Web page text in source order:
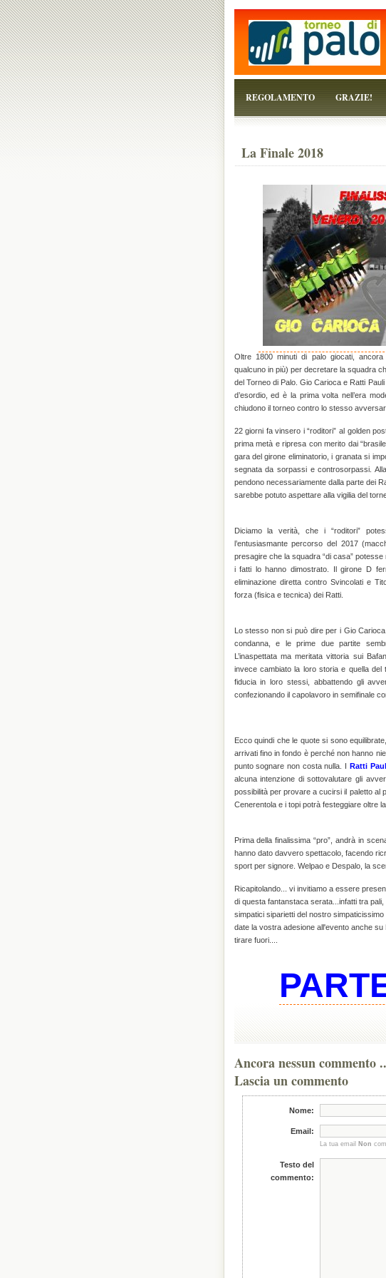
REGOLAMENTO GRAZIE!
La Finale 2018
Oltre 1800 minuti di palo giocati,
qualcuno in più) per decretare la squadra
del Torneo di Palo. Gio Carioca e Ratti
d’esordio, ed è la prima volta nell’era
chiudono il torneo contro lo stesso
22 giorni fa vinsero i “roditori” al golden
prima metà e ripresa con merito dai
gara del girone eliminatorio, i granata si
segnata da sorpassi e controsorpassi.
pendono necessariamente dalla parte dei
sarebbe potuto aspettare alla vigilia del
Diciamo la verità, che i “roditori”
l’entusiasmante percorso del 2017
presagire che la squadra “di casa”
i fatti lo hanno dimostrato. Il girone D
eliminazione diretta contro Svincolati e
forza (fisica e tecnica) dei Ratti.
Lo stesso non si può dire per i Gio
condanna, e le prime due partite
L’inaspettata ma meritata vittoria sui
invece cambiato la loro storia e quella
fiducia in loro stessi, abbattendo gli
confezionando il capolavoro in semifinale
Ecco quindi che le quote si sono
arrivati fino in fondo è perché non hanno
punto sognare non costa nulla. I Ratti
alcuna intenzione di sottovalutare gli
possibilità per provare a cucirsi il paletto al
Cenerentola e i topi potrà festeggiare oltre
Prima della finalissima “pro”, andrà in
hanno dato davvero spettacolo, facendo
sport per signore. Welpao e Despalo, la
Ricapitolando... vi invitiamo a essere
di questa fantanstaca serata...infatti tra pali,
simpatici siparietti del nostro
date la vostra adesione all'evento anche
tirare fuori....
Ancora nessun commento
Lascia un commento
Nome:
Email:
La tua emailNon
Testo del
commento: